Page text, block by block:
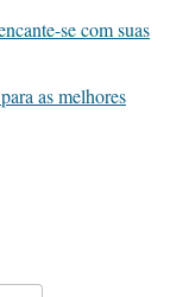
se com suas
as melhores